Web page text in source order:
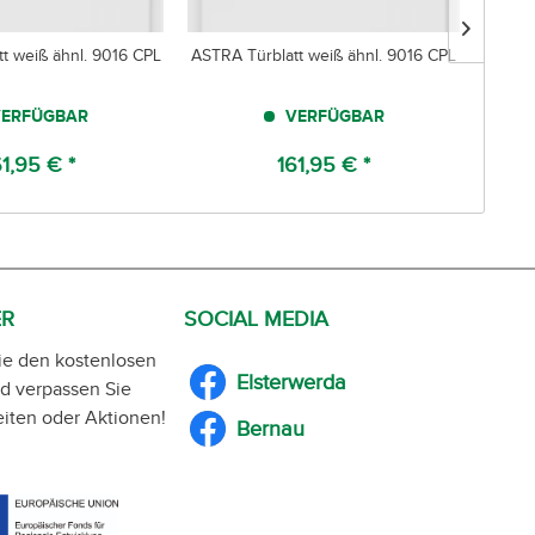
weiß ähnl. 9016 CPL
€ *
ASTRA Türblatt weiß ähnl. 9016 CPL
VERFÜGBAR
161,95 € *
den kostenlosen
verpassen Sie
oder Aktionen!
SOCIAL MEDIA
Elsterwerda
Bernau